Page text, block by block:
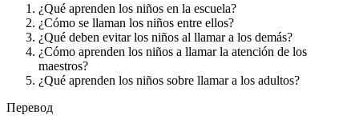
¿Qué aprenden los niños en la escuela?
¿Cómo se llaman los niños entre ellos?
¿Qué deben evitar los niños al llamar a los demás?
¿Cómo aprenden los niños a llamar la atención de los
maestros?
¿Qué aprenden los niños sobre llamar a los adultos?
Перевод